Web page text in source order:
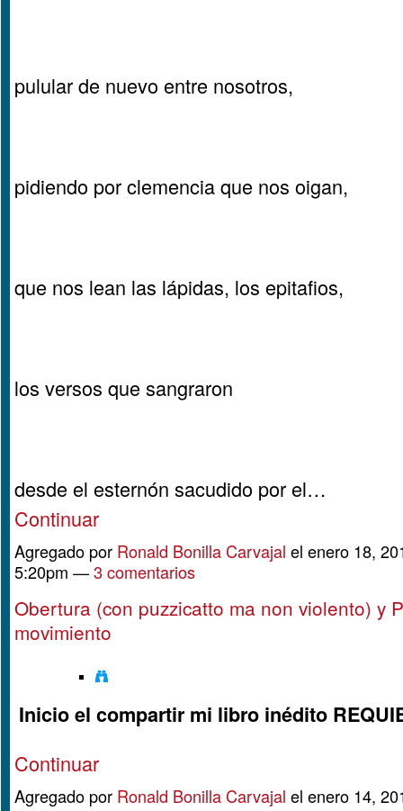
pulular de nuevo entre nosotros,
pidiendo por clemencia que nos oigan,
que nos lean las lápidas, los epitafios,
los versos que sangraron
desde el esternón sacudido por el…
Continuar
Agregado por Ronald Bonilla Carvajal el enero 18,
5:20pm —3 comentarios
Obertura (con puzzicatto ma non violento) y
movimiento
Inicio el compartir mi libro inédito
Continuar
Agregado por Ronald Bonilla Carvajal el enero 14,